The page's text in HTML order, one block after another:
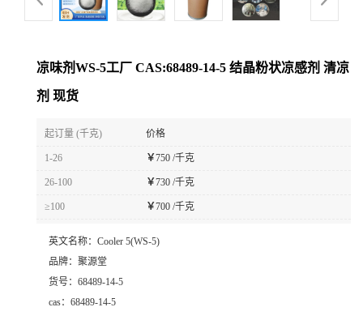
凉味剂WS-5工厂 CAS:68489-14-5 结晶粉状凉感剂 清凉
剂 现货
起订量 (千克) 价格
1-26 ￥750 /千克
26-100 ￥730 /千克
≥100 ￥700 /千克
英文名称： Cooler 5(WS-5)
品牌： 聚源堂
货号： 68489-14-5
cas： 68489-14-5